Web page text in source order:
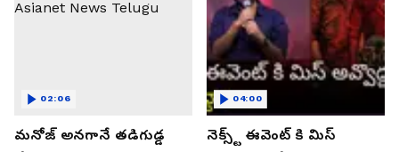
మనోజ్ అనగానే తడిగుడ్డ
02:06
నెక్స్ట్ ఈవెంట్ కి మిస్
04:00